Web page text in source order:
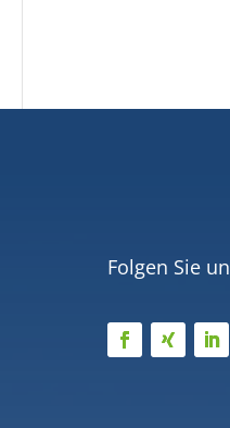
Folgen Sie